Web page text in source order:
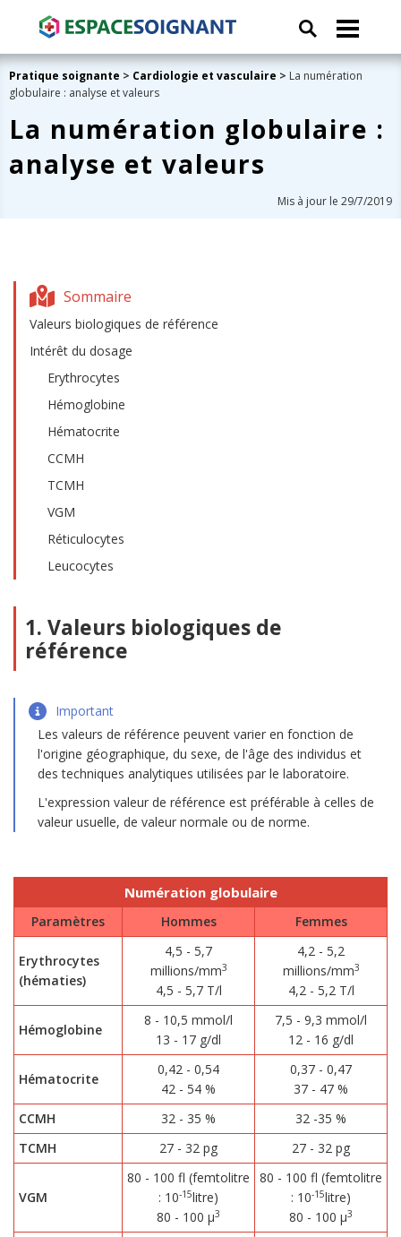
Pratique soignante > Cardiologie et vasculaire > La numération
globulaire : analyse et valeurs
La numération globulaire :
analyse et valeurs
Mis à jour le 29/7/2019
Sommaire
Valeurs biologiques de référence
Intérêt du dosage
Erythrocytes
Hémoglobine
Hématocrite
CCMH
TCMH
VGM
Réticulocytes
Leucocytes
1. Valeurs biologiques de
référence
Important
Les valeurs de référence peuvent varier en fonction de
l'origine géographique, du sexe, de l'âge des individus et
des techniques analytiques utilisées par le laboratoire.
L'expression valeur de référence est préférable à celles de
valeur usuelle, de valeur normale ou de norme.
Numération globulaire
Paramètres Hommes Femmes
Erythrocytes
(hématies)
4,5 - 5,7
millions/mm3
4,5 - 5,7 T/l
4,2 - 5,2
millions/mm3
4,2 - 5,2 T/l
Hémoglobine
8 - 10,5 mmol/l
13 - 17 g/dl
7,5 - 9,3 mmol/l
12 - 16 g/dl
Hématocrite
0,42 - 0,54
42 - 54 %
0,37 - 0,47
37 - 47 %
CCMH
32 - 35 %
32 -35 %
TCMH
27 - 32 pg 27 - 32 pg
VGM
80 - 100 fl (femtolitre
: 10-15litre)
80 - 100 µ3
80 - 100 fl (femtolitre
: 10-15litre)
80 - 100 µ3